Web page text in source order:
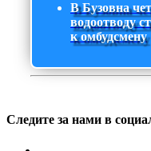
В Бузовна
водоотводу
к омбудсмену
Следите за нами в